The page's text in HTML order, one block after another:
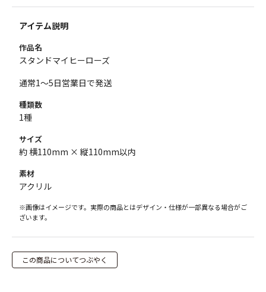
アイテム説明
作品名
スタンドマイヒーローズ
通常1～5日営業日で発送
種類数
1種
サイズ
約 横110mm × 縦110mm以内
素材
アクリル
※画像はイメージです。実際の商品とはデザイン・仕様が一部異なる場合がご
ざいます。
この商品についてつぶやく